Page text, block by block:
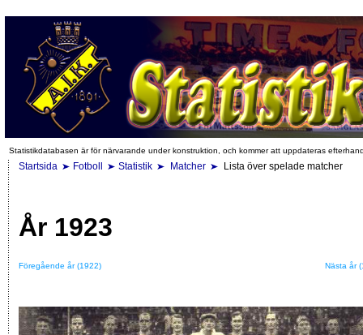
Statistikdatabasen är för närvarande under konstruktion, och kommer att uppdateras
Startsida Fotboll Statistik Matcher Lista över spelade matcher
År 1923
Föregående år (1922) Nästa år